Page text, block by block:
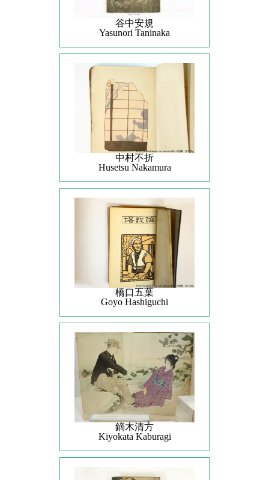
谷中安規
Yasunori Taninaka
中村不折
Husetsu Nakamura
橋口五葉
Goyo Hashiguchi
鏑木清方
Kiyokata Kaburagi